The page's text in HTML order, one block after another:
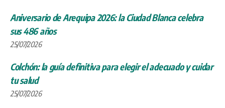
Aniversario de Arequipa 2026: la Ciudad Blanca celebra
sus 486 años
25/07/2026
Colchón: la guía definitiva para elegir el adecuado y cuidar
tu salud
25/07/2026